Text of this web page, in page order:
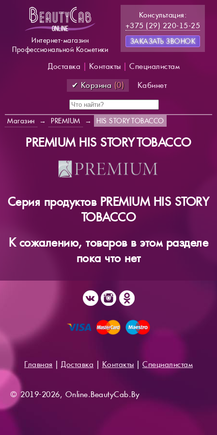
Интернет-магазин
Профессиональной Косметики
Консультация:
+375 (29) 220-15-25
ЗАКАЗАТЬ ЗВОНОК
Доставка Контакты
Специалистам
✔ Корзина (0) Кабинет
Магазин → PREMIUM → HIS STORY TOBACCO
PREMIUM HIS STORY TOBACCO
Серия продуктов PREMIUM HIS STORY
TOBACCO
К сожалению, товаров в этом разделе
пока что нет
Главная Доставка Контакты Специалистам
© 2019-2026, Online.BeautyCab.By